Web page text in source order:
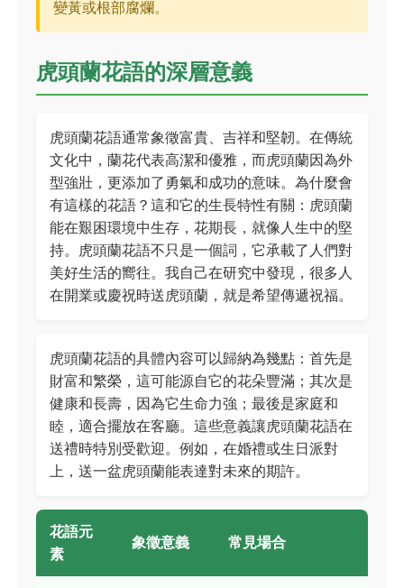
變黃或根部腐爛。
虎頭蘭花語的深層意義
虎頭蘭花語通常象徵富貴、吉祥和堅韌。在傳統
文化中，蘭花代表高潔和優雅，而虎頭蘭因為外
型強壯，更添加了勇氣和成功的意味。為什麼會
有這樣的花語？這和它的生長特性有關：虎頭蘭
能在艱困環境中生存，花期長，就像人生中的堅
持。虎頭蘭花語不只是一個詞，它承載了人們對
美好生活的嚮往。我自己在研究中發現，很多人
在開業或慶祝時送虎頭蘭，就是希望傳遞祝福。
虎頭蘭花語的具體內容可以歸納為幾點：首先是
財富和繁榮，這可能源自它的花朵豐滿；其次是
健康和長壽，因為它生命力強；最後是家庭和
睦，適合擺放在客廳。這些意義讓虎頭蘭花語在
送禮時特別受歡迎。例如，在婚禮或生日派對
上，送一盆虎頭蘭能表達對未來的期許。
花語元
素
象徵意義 常見場合